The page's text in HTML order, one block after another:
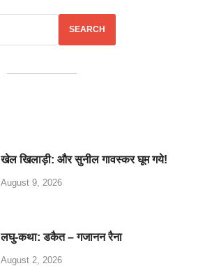
SEARCH
खेल खिलाड़ी: और सुनील गावस्कर घूम गये!
August 9, 2026
लघु-कथा: डकैत – गजानन रैना
August 2, 2026